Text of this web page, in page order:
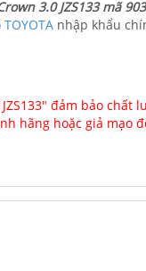
3.0 JZS133 mã
nhập khẩu
đảm bảo chất
hãng hoặc giả mạo